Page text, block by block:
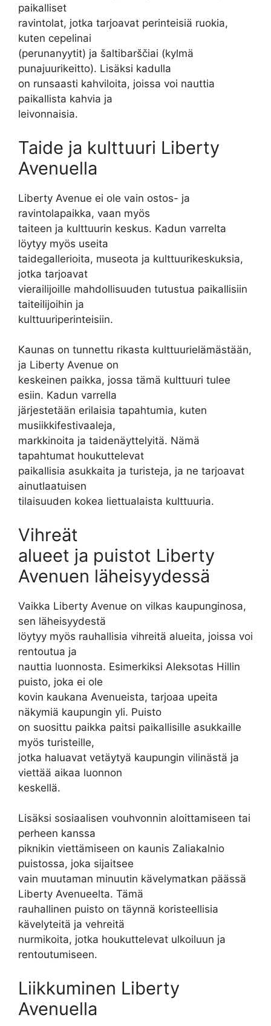
paikalliset
ravintolat, jotka tarjoavat perinteisiä ruokia,
kuten cepelinai
(perunanyytit) ja šaltibarščiai (kylmä
punajuurikeitto). Lisäksi kadulla
on runsaasti kahviloita, joissa voi nauttia
paikallista kahvia ja
leivonnaisia.
Taide ja kulttuuri Liberty
Avenuella
Liberty Avenue ei ole vain ostos- ja
ravintolapaikka, vaan myös
taiteen ja kulttuurin keskus. Kadun varrelta
löytyy myös useita
taidegallerioita, museota ja kulttuurikeskuksia,
jotka tarjoavat
vierailijoille mahdollisuuden tutustua paikallisiin
taiteilijoihin ja
kulttuuriperinteisiin.
Kaunas on tunnettu rikasta kulttuurielämästään,
ja Liberty Avenue on
keskeinen paikka, jossa tämä kulttuuri tulee
esiin. Kadun varrella
järjestetään erilaisia tapahtumia, kuten
musiikkifestivaaleja,
markkinoita ja taidenäyttelyitä. Nämä
tapahtumat houkuttelevat
paikallisia asukkaita ja turisteja, ja ne tarjoavat
ainutlaatuisen
tilaisuuden kokea liettualaista kulttuuria.
Vihreät
alueet ja puistot Liberty
Avenuen läheisyydessä
Vaikka Liberty Avenue on vilkas kaupunginosa,
sen läheisyydestä
löytyy myös rauhallisia vihreitä alueita, joissa voi
rentoutua ja
nauttia luonnosta. Esimerkiksi Aleksotas Hillin
puisto, joka ei ole
kovin kaukana Avenueista, tarjoaa upeita
näkymiä kaupungin yli. Puisto
on suosittu paikka paitsi paikallisille asukkaille
myös turisteille,
jotka haluavat vetäytyä kaupungin vilinästä ja
viettää aikaa luonnon
keskellä.
Lisäksi sosiaalisen vouhvonnin aloittamiseen tai
perheen kanssa
piknikin viettämiseen on kaunis Zaliakalnio
puistossa, joka sijaitsee
vain muutaman minuutin kävelymatkan päässä
Liberty Avenueelta. Tämä
rauhallinen puisto on täynnä koristeellisia
kävelyteitä ja vehreitä
nurmikoita, jotka houkuttelevat ulkoiluun ja
rentoutumiseen.
Liikkuminen Liberty
Avenuella